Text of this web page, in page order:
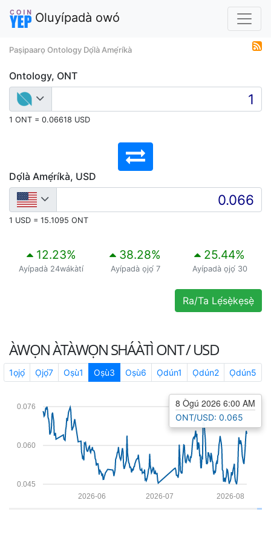
Oluyípadà owó
Paṣipaarọ Ontology Dọ́là Amẹ́ríkà
Ontology, ONT
1 ONT = 0.06618 USD
Dọ́là Amẹ́ríkà, USD
1 USD = 15.1095 ONT
12.23%
Ayípadà 24wákàtí
38.28%
Ayípadà ọjọ́ 7
25.44%
Ayípadà ọjọ́ 30
Ra/Ta Lẹ́sẹ̀kẹsẹ̀
ÀWỌN ÀTÀWỌN SHÁÀTÌONT / USD
1ọjọ́ Ọjọ́7 Oṣù1 Oṣù3 Oṣù6 Ọdún1 Ọdún2 Ọdún5
0.045
0.060
0.076
2026-08
2026-07
2026-06
8 Ògú 2026 6:00 AM
ONT/USD: 0.065